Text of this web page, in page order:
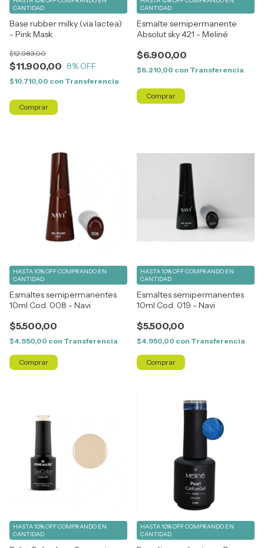
Base rubber milky (via lactea)
- Pink Mask
$11.900,00
$12.983,00
8% OFF
CANTIDAD
$10.710,00 con Transferencia
Esmalte semipermanente
Absolut sky 421 - Meliné
$6.900,00
CANTIDAD
$6.210,00 con Transferencia
Esmaltes semipermanentes
10ml Cod. 008 - Navi
$5.500,00
HASTA 10% OFFCOMPRANDO EN
CANTIDAD
$4.950,00 con Transferencia
Esmaltes semipermanentes
10ml Cod. 019 - Navi
$5.500,00
HASTA 10% OFFCOMPRANDO EN
CANTIDAD
$4.950,00 con Transferencia
HASTA 10% OFFCOMPRANDO EN
CANTIDAD
HASTA 10% OFFCOMPRANDO EN
CANTIDAD